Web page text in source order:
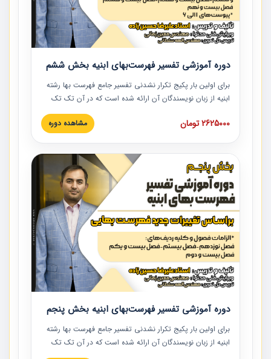
دوره آموزشی تفسیر فهرست‌بهای ابنیه بخش ششم
برای اولین بار پکیج تکرار نشدنی تفسیر جامع فهرست بها رشته
ابنیه از زبان نویسندگان آن ارائه شده است که در آن تک تک
ردیف ها و مطالب فهرست بها تفسیر و ارائه شده است. این
دوره به صورت کامل تصویری بوده و به همراه تصاویر عملیات
دوره با کلام مهندس علیرضاحسین‌زاده مدیر پروژه مهندسی
مشاور در امر بازنگری فهرست بها رشته ابنیه ارائه شده و به تمام
همکارانی که در حوزه صنعت ساخت در حال فعالیت هستند حتما
توصیه می کنیم از مطالب این دوره استفاده نمایند.
2625000 تومان مشاهده دوره
دوره آموزشی تفسیر فهرست‌بهای ابنیه بخش پنجم
برای اولین بار پکیج تکرار نشدنی تفسیر جامع فهرست بها رشته
ابنیه از زبان نویسندگان آن ارائه شده است که در آن تک تک
ردیف ها و مطالب فهرست بها تفسیر و ارائه شده است. این